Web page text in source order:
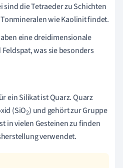
sind die Tetraeder zu Schichten
wie Kaolinit findet.
eine dreidimensionale
was sie besonders
ein Silikat ist Quarz. Quarz
(SiO2) und gehört zur Gruppe
in vielen Gesteinen zu finden
verwendet.